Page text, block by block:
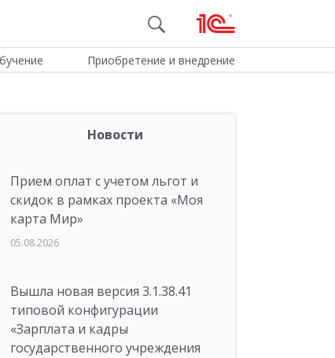
Приобретение и внедрение
Новости
Прием оплат с учетом льгот и
скидок в рамках проекта «Моя
карта Мир»
05.08.2026
Вышла новая версия 3.1.38.41
типовой конфигурации
«Зарплата и кадры
государственного учреждения